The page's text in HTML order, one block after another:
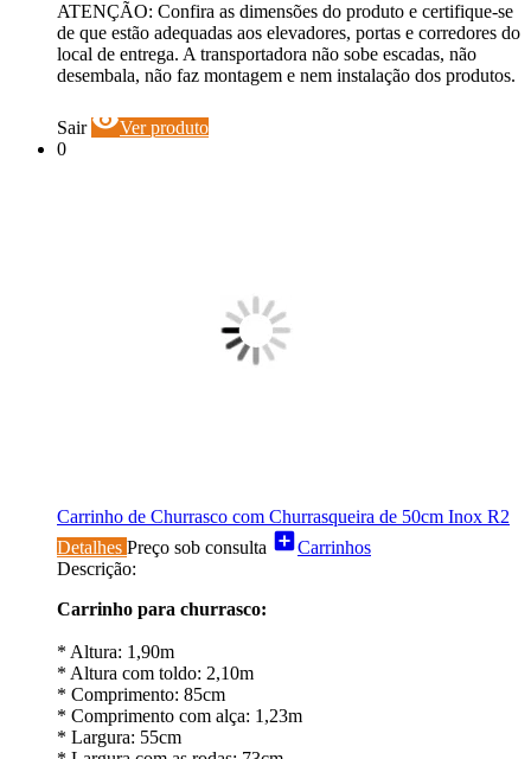
ATENÇÃO: Confira as dimensões do produto e certifique-se
de que estão adequadas aos elevadores, portas e corredores do
local de entrega. A transportadora não sobe escadas, não
desembala, não faz montagem e nem instalação dos produtos.
Sair visibilityVer produto
0
Carrinho de Churrasco com Churrasqueira de 50cm Inox R2
Detalhes Preço sob consulta add_boxCarrinhos
Descrição:
Carrinho para churrasco:
* Altura: 1,90m
* Altura com toldo: 2,10m
* Comprimento: 85cm
* Comprimento com alça: 1,23m
* Largura: 55cm